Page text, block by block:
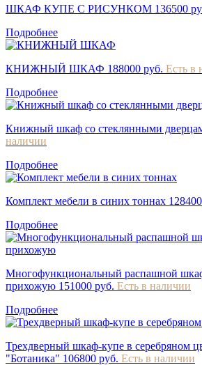
ШКАФ КУПЕ С РИСУНКОМ 136500
Подробнее
КНИЖНЫЙ ШКАФ 188000 руб. Есть в
Подробнее
Книжный шкаф со стеклянными
наличии
Подробнее
Комплект мебели в синих тоннах
Подробнее
Многофункциональный распашной
прихожую 151000 руб. Есть в наличии
Подробнее
Трехдверный шкаф-купе в серебряном
"Ботаника" 106800 руб. Есть в наличии